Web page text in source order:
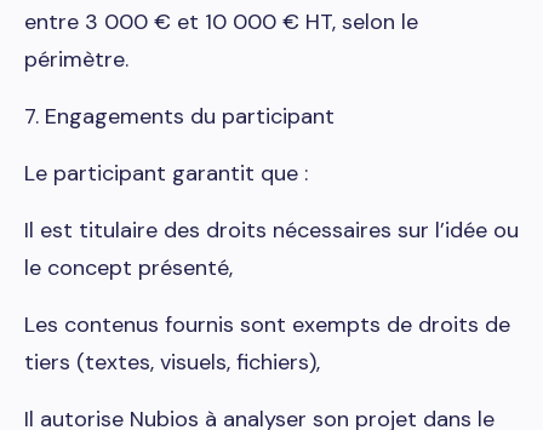
entre 3 000 € et 10 000 € HT, selon le
périmètre.
7. Engagements du participant
Le participant garantit que :
Il est titulaire des droits nécessaires sur l’idée ou
le concept présenté,
Les contenus fournis sont exempts de droits de
tiers (textes, visuels, fichiers),
Il autorise Nubios à analyser son projet dans le